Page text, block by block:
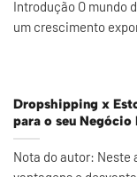
Introdução O mundo
um crescimento
Dropshipping x
para o seu Negócio
Nota do autor: Neste